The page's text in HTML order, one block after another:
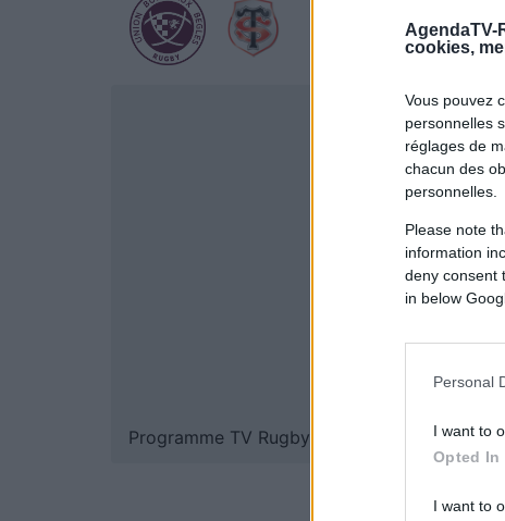
AgendaTV-
cookies,
Vous pouvez
personnelles
réglages de
chacun des
personnelles.
Please note
information
deny consent
in below
Personal
I want to
Opted In
I want to
Programme TV Rugby > Toulon -